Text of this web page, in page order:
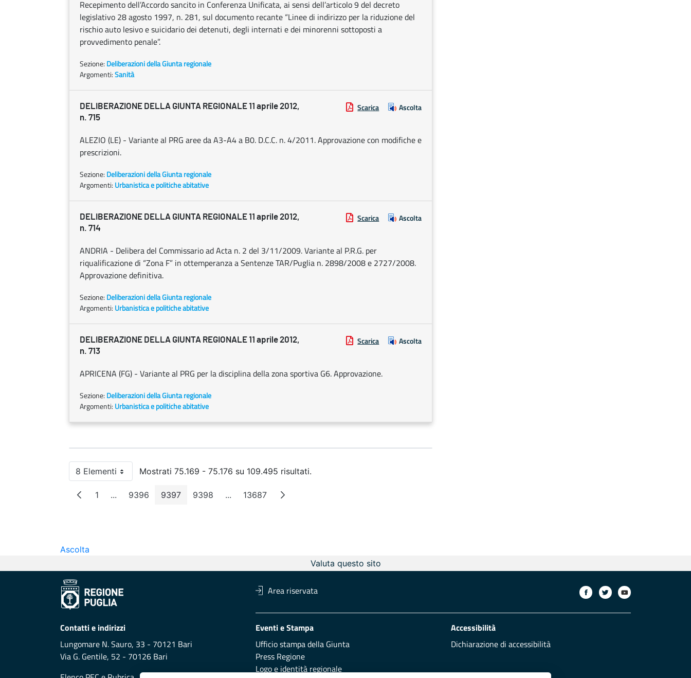
Recepimento dell’Accordo sancito in Conferenza Unificata, ai sensi dell’articolo 9 del decreto
legislativo 28 agosto 1997, n. 281, sul documento recante “Linee di indirizzo per la riduzione del
rischio auto lesivo e suicidario dei detenuti, degli internati e dei minorenni sottoposti a
provvedimento penale”.
Sezione: Deliberazioni della Giunta regionale
Argomenti:Sanità
DELIBERAZIONE DELLA GIUNTA REGIONALE 11 aprile 2012,
n. 715
Scarica Ascolta
ALEZIO (LE) - Variante al PRG aree da A3-A4 a B0. D.C.C. n. 4/2011. Approvazione con modifiche e
prescrizioni.
Sezione: Deliberazioni della Giunta regionale
Argomenti: Urbanistica e politiche abitative
DELIBERAZIONE DELLA GIUNTA REGIONALE 11 aprile 2012,
n. 714
Scarica Ascolta
ANDRIA - Delibera del Commissario ad Acta n. 2 del 3/11/2009. Variante al P.R.G. per
riqualificazione di “Zona F” in ottemperanza a Sentenze TAR/Puglia n. 2898/2008 e 2727/2008.
Approvazione definitiva.
Sezione: Deliberazioni della Giunta regionale
Argomenti: Urbanistica e politiche abitative
DELIBERAZIONE DELLA GIUNTA REGIONALE 11 aprile 2012,
n. 713
Scarica Ascolta
APRICENA (FG) - Variante al PRG per la disciplina della zona sportiva G6. Approvazione.
Sezione: Deliberazioni della Giunta regionale
Argomenti: Urbanistica e politiche abitative
8 ElementiPer paginaMostrati 75.169 - 75.176 su 109.495 risultati.
Pagina
1 ...Pagine intermedie
Pagina
9396 Pagina
9397 Pagina
9398 ...Pagine intermedie
Pagina
13687
Ascolta
Valuta questo sito
Area riservata
Contatti e indirizzi
Lungomare N. Sauro, 33 - 70121 Bari
Via G. Gentile, 52 - 70126 Bari
Eventi e Stampa
Ufficio stampa della Giunta
Press Regione
Logo e identità regionale
Accessibilità
Dichiarazione di accessibilità